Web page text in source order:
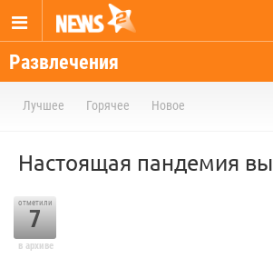
Развлечения
Лучшее Горячее Новое
Настоящая пандемия
отметили
7
в архиве